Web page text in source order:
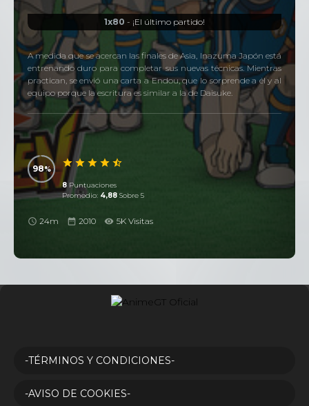
1x80 - ¡El último partido!
A medida que se acercan las finales de Asia, Inazuma Japón está
entrenando duro para completar sus nuevas técnicas. Mientras
practican, se envió una carta a Endou, que lo sorprende a él y al
equipo porque la escritura es similar a la de Daisuke.
98
8Puntuaciones
Promedio: 4,88 Sobre 5
24m 2010 5K Visitas
-TÉRMINOS Y CONDICIONES-
-AVISO DE COOKIES-